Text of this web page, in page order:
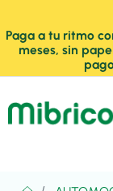
Paga a tu ritmo
meses, sin